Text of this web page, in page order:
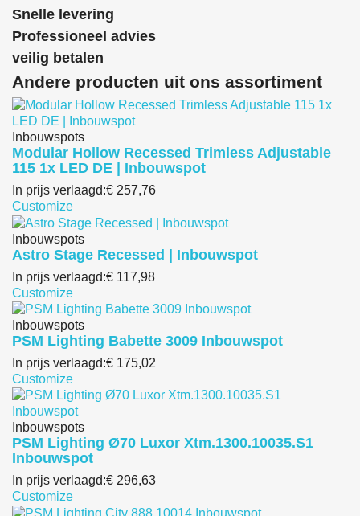
Snelle levering
Professioneel advies
veilig betalen
Andere producten uit ons assortiment
Inbouwspots
Modular Hollow Recessed Trimless Adjustable
115 1x LED DE | Inbouwspot
In prijs verlaagd:€ 257,76
Customize
Inbouwspots
Astro Stage Recessed | Inbouwspot
In prijs verlaagd:€ 117,98
Customize
Inbouwspots
PSM Lighting Babette 3009 Inbouwspot
In prijs verlaagd:€ 175,02
Customize
Inbouwspots
PSM Lighting Ø70 Luxor Xtm.1300.10035.S1
Inbouwspot
In prijs verlaagd:€ 296,63
Customize